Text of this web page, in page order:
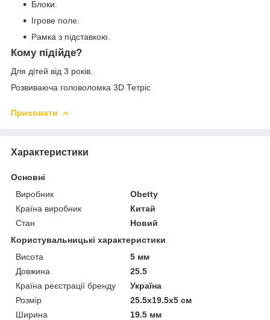
Блоки.
Ігрове поле.
Рамка з підставкою.
Кому підійде?
Для дітей від 3 років.
Розвиваюча головоломка 3D Тетріс
Приховати
Характеристики
Основні
Виробник
Obetty
Країна виробник
Китай
Стан
Новий
Користувальницькі характеристики
Висота
5 мм
Довжина
25.5
Країна реєстрації бренду
Україна
Розмір
25.5x19.5x5 см
Ширина
19.5 мм